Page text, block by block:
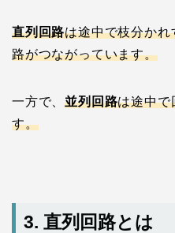
直列回路は途中で枝分か
路がつながっています。
一方で、並列回路は途中で
す。
3. 直列回路とは